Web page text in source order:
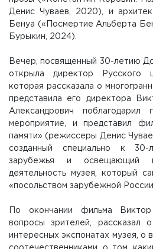
Денис Чуваев, 2020), и
Бенуа («Посмертие Альберта
Бурыкин, 2024).
Вечер, посвященный 30-летию
открыла директор Русского
которая рассказала о
представила его директора
Александрович
мероприятие, и представил
памяти» (режиссеры Денис
созданный специально к
зарубежья и освещающий
деятельность музея, который
«посольством зарубежной
По окончании фильма
вопросы зрителей, рассказал
интересных экспонатах музея, о